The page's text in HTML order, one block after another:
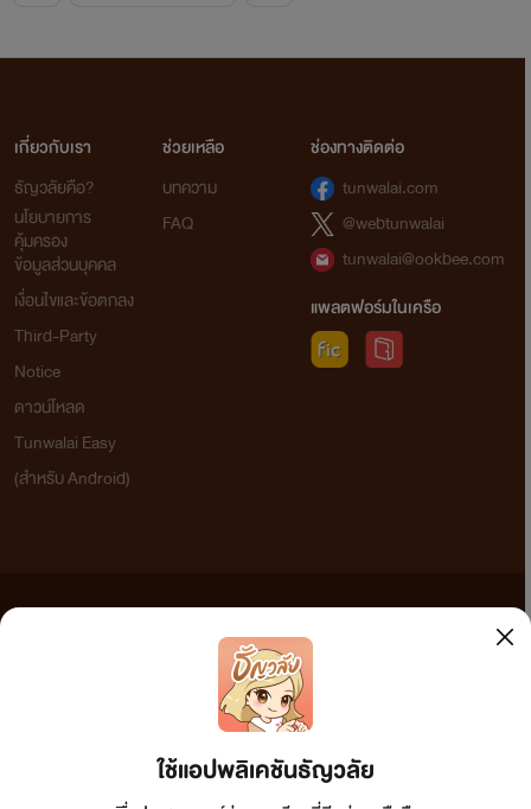
ใช้แอปพลิเคชันธัญวลัย
เกี่ยวกับเรา
ธัญวลัยคือ?
นโยบายการ
คุ้มครอง
ข้อมูลส่วนบุคคล
เงื่อนไขและข้อตกลง
Third-Party
Notice
ดาวน์โหลด
Tunwalai Easy
(สำหรับ Android)
ช่วยเหลือ
บทความ
FAQ
ช่องทางติดต่อ
tunwalai.com
@webtunwalai
tunwalai@ookbee.com
แพลตฟอร์มในเครือ
เว็บไซต์แห่งนี้ไม่ได้เห็นด้วยและไม่ขอรับผิดชอบต่อข้อความใดๆ ทั้งสิ้น ดังนั้นผู้อ่านทุกท่านโปรดใช้
วิจารณญาณในการกลั่นกรองด้วยตนเอง และหากท่านพบข้อความใดๆ ที่ขัดต่อกฎหมายและศีลธรรม
กรุณาแจ้งมาที่ tunwalai@ookbee.com เพื่อทีมงานจะได้ดำเนินการในทันที ทั้งนี้ ทางเว็บไซต์ขอสงวน
ลิขสิทธิ์ตามพระราชบัญญัติลิขสิทธิ์ (ฉบับเพิ่มเติม) พ.ศ.2558